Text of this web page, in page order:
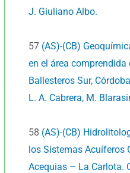
J. Giuliano Albo.
57 (AS)-(CB)
en el área comprendida
Ballesteros Sur,
L. A. Cabrera, M.
58 (AS)-(CB)
los Sistemas Acuíferos
Acequias – La Carlota.